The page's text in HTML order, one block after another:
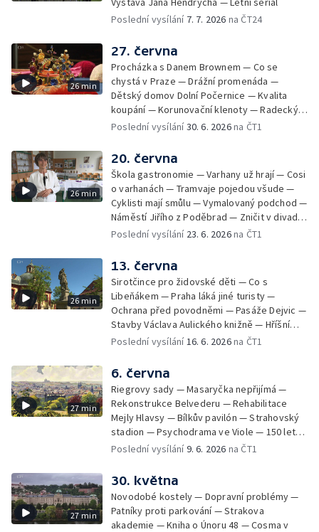
Poslední vysílání 7. 7. 2026 na ČT24
26 min
27. června
Procházka s Danem Brownem — Co se
chystá v Praze — Drážní promenáda —
Dětský domov Dolní Počernice — Kvalita
koupání — Korunovační klenoty — Radecký
zpátky na Malostranské náměstí — 50 let
Poslední vysílání30. 6. 2026na ČT1
26 min
20. června
Škola gastronomie — Varhany už hrají — Cosi
o varhanách — Tramvaje pojedou všude —
Cyklisti mají smůlu — Vymalovaný podchod —
Náměstí Jiřího z Poděbrad — Zničit v divadle
Komedie — Den otevřených dveří — Letní
Poslední vysílání 23. 6. 2026na ČT1
26 min
13. června
Sirotčince pro židovské děti — Co s
Libeňákem — Praha láká jiné turisty —
Ochrana před povodněmi — Pasáže Dejvic —
Stavby Václava Aulického knižně — Hříšní
lidé v Divadle ABC — Kunratice
Poslední vysílání16. 6. 2026na ČT1
27 min
6. června
Riegrovy sady — Masaryčka nepřijímá —
Rekonstrukce Belvederu — Rehabilitace
Mejly Hlavsy — Bílkův pavilón — Strahovský
stadion — Psychodrama ve Viole — 150 let
od smrti Františka Palackého —
Poslední vysílání9. 6. 2026 na ČT1
27 min
30. května
Novodobé kostely — Dopravní problémy —
Patníky proti parkování — Strakova
akademie — Kniha o Únoru 48 — Cosma v